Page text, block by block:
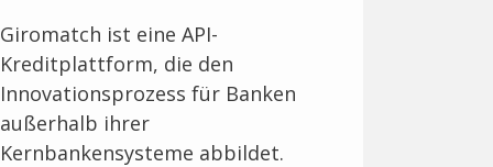
Giromatch ist eine API-
Kreditplattform, die den
Innovationsprozess für Banken
außerhalb ihrer
Kernbankensysteme abbildet.